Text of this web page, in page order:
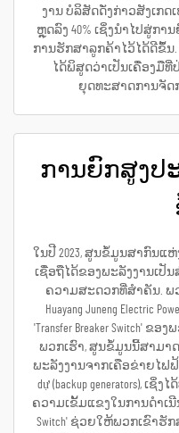
ງານ ບໍລິສັດດັ່ງກ່າວສັງເກ
ຫຼຸດລົງ 40% ເຊິ່ງນຳໄປສູ່ກ
ການຮັກສາລູກຄ້າໄວ້ໄດ້ດີຂຶ້ນ
ໄດ້ພິສູດວ່າເປັນເຄື່ອງມືທີ່ປ່
ຍຸດທະສາດການຈັດ
ການຍົກສູງປ
ໃນປີ 2023, ສູນຂໍ້ມູນສາກົນ
ເຊື່ອຖືໄດ້ຂອງພະລັງງານເປັ
ຄວາມສະດວກທີ່ສຳຄັນ. ພວ
Huayang Juneng Electric
'Transfer Breaker Switch'
ພວກເຮົາ, ສູນຂໍ້ມູນນີ້ສາມາ
ພະລັງງານຈາກເຄືອຂ່າຍໄຟ
dự (backup generators), ເ
ຄວາມເຂັ້ມແຂງໃນການດຳເນີນ
Switch' ຊ່ວຍໃຫ້ພວກເຂົາຮັ